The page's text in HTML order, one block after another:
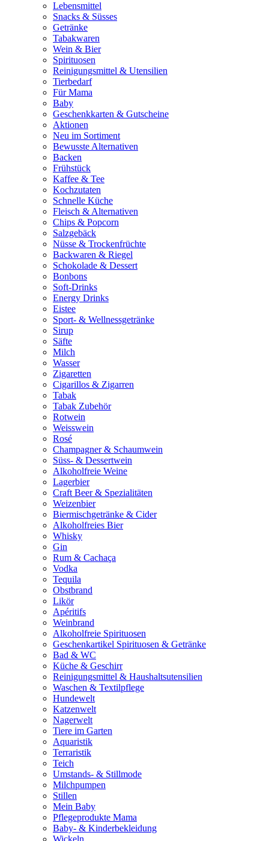
Lebensmittel
Snacks & Süsses
Getränke
Tabakwaren
Wein & Bier
Spirituosen
Reinigungsmittel & Utensilien
Tierbedarf
Für Mama
Baby
Geschenkkarten & Gutscheine
Aktionen
Neu im Sortiment
Bewusste Alternativen
Backen
Frühstück
Kaffee & Tee
Kochzutaten
Schnelle Küche
Fleisch & Alternativen
Chips & Popcorn
Salzgebäck
Nüsse & Trockenfrüchte
Backwaren & Riegel
Schokolade & Dessert
Bonbons
Soft-Drinks
Energy Drinks
Eistee
Sport- & Wellnessgetränke
Sirup
Säfte
Milch
Wasser
Zigaretten
Cigarillos & Zigarren
Tabak
Tabak Zubehör
Rotwein
Weisswein
Rosé
Champagner & Schaumwein
Süss- & Dessertwein
Alkoholfreie Weine
Lagerbier
Craft Beer & Spezialitäten
Weizenbier
Biermischgetränke & Cider
Alkoholfreies Bier
Whisky
Gin
Rum & Cachaça
Vodka
Tequila
Obstbrand
Likör
Apéritifs
Weinbrand
Alkoholfreie Spirituosen
Geschenkartikel Spirituosen & Getränke
Bad & WC
Küche & Geschirr
Reinigungsmittel & Haushaltsutensilien
Waschen & Textilpflege
Hundewelt
Katzenwelt
Nagerwelt
Tiere im Garten
Aquaristik
Terraristik
Teich
Umstands- & Stillmode
Milchpumpen
Stillen
Mein Baby
Pflegeprodukte Mama
Baby- & Kinderbekleidung
Wickeln